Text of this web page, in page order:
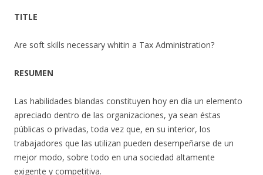
TITLE
Are soft skills necessary whitin a Tax Administration?
RESUMEN
Las habilidades blandas constituyen hoy en día un elemento
apreciado dentro de las organizaciones, ya sean éstas
públicas o privadas, toda vez que, en su interior, los
trabajadores que las utilizan pueden desempeñarse de un
mejor modo, sobre todo en una sociedad altamente
exigente y competitiva.